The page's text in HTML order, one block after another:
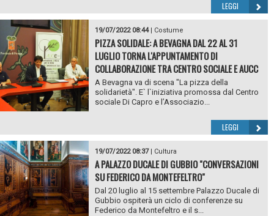
LEGGI
19/07/2022 08:44| Costume
PIZZA SOLIDALE: A BEVAGNA DAL 22 AL 31
LUGLIO TORNA L'APPUNTAMENTO DI
COLLABORAZIONE TRA CENTRO SOCIALE E AUCC
A Bevagna va di scena "La pizza della
solidarietà". E` l`iniziativa promossa dal Centro
sociale Di Capro e l’Associazio...
LEGGI
19/07/2022 08:37| Cultura
A PALAZZO DUCALE DI GUBBIO "CONVERSAZIONI
SU FEDERICO DA MONTEFELTRO"
Dal 20 luglio al 15 settembre Palazzo Ducale di
Gubbio ospiterà un ciclo di conferenze su
Federico da Montefeltro e il s...